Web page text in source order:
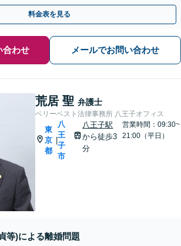
分】【秘密厳守】
料金表を見る
合わせ メールでお問い合わせ
荒居 聖 弁護士
ベリーベスト法律事務所 八王子オフィス
東
京
都
|
八
王
子
市
八王子駅
から徒歩3
分
営業時間：09:30~
21:00（平日）
等)による離婚問題